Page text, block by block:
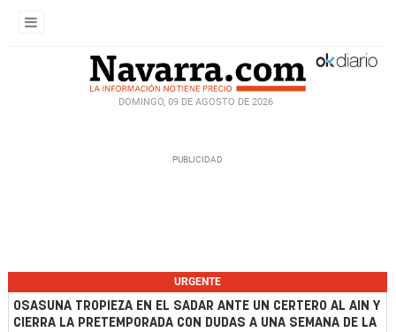
DOMINGO, 09 DE AGOSTO DE 2026
URGENTE
OSASUNA TROPIEZA EN EL SADAR ANTE UN CERTERO AL AIN Y
CIERRA LA PRETEMPORADA CON DUDAS A UNA SEMANA DE LA